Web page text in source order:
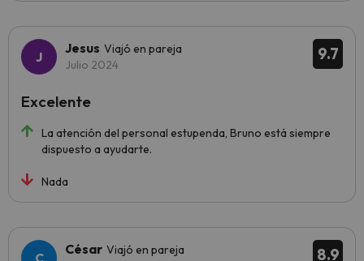
9.7
Jesus Viajó en pareja
Julio 2024
La atención del personal estupenda, Bruno está siempre
dispuesto a ayudarte.
Nada
Excelente
8.9
César Viajó en pareja